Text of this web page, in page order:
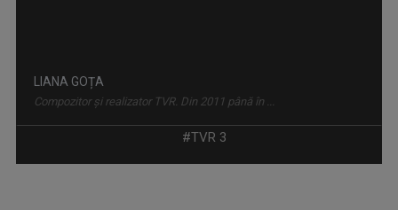
LIANA GOȚA
Compozitor și realizator TVR. Din 2011 până în ...
#TVR 3